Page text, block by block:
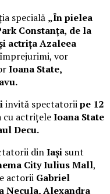
specială „În pielea
Constanța, de la
actrița Azaleea
vor
Ioana State,
invită spectatoriipe 12
actrițeleIoana State
Decu.
dinIași sunt
City Iulius Mall,
actorii Gabriel
Necula, Alexandra